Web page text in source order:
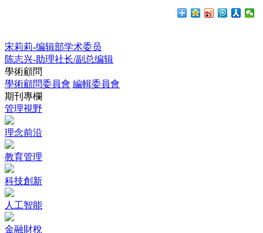
宋莉莉-编辑部学术委员
陈志兴-助理社长/副总编辑
學術顧問
學術顧問委員會 編輯委員會
期刊專欄
管理視野
理念前沿
教育管理
科技創新
人工智能
金融財稅